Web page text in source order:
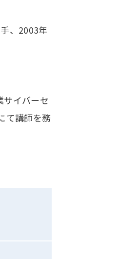
、2003年
サイバーセ
て講師を務